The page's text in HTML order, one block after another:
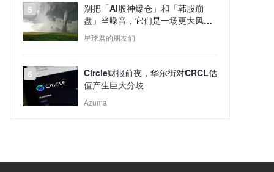
5
别把「AI股神爆仓」和「韩股崩
盘」当噪音，它们是一场更大风暴
的预演
星球君的朋友们
6
Circle财报前夜，华尔街对CRCL估
值产生巨大分歧
Azuma